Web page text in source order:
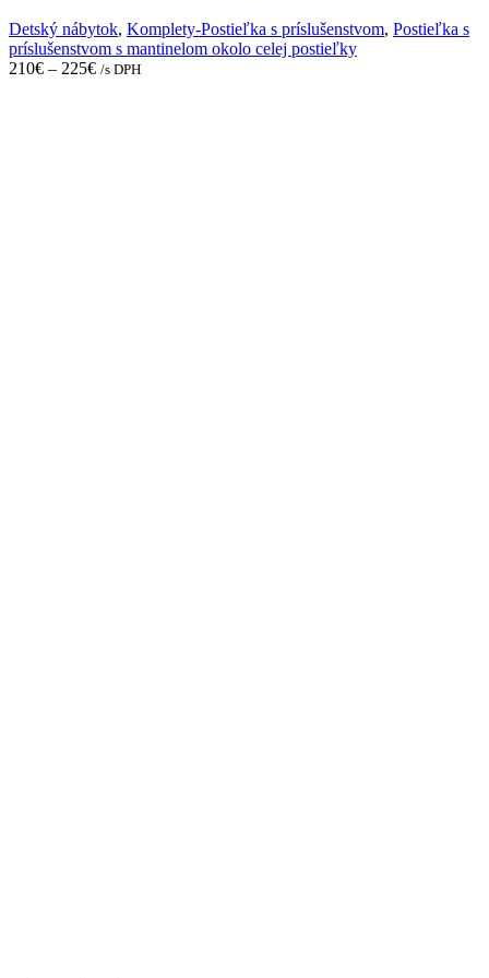
may
be
chosen
Detský nábytok, Komplety-Postieľka s príslušenstvom, Postieľka s
príslušenstvom s mantinelom okolo celej postieľky
210€ – 225€ /s DPH